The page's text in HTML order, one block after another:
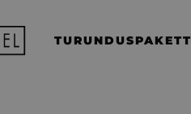
TURUNDUSPAKETT